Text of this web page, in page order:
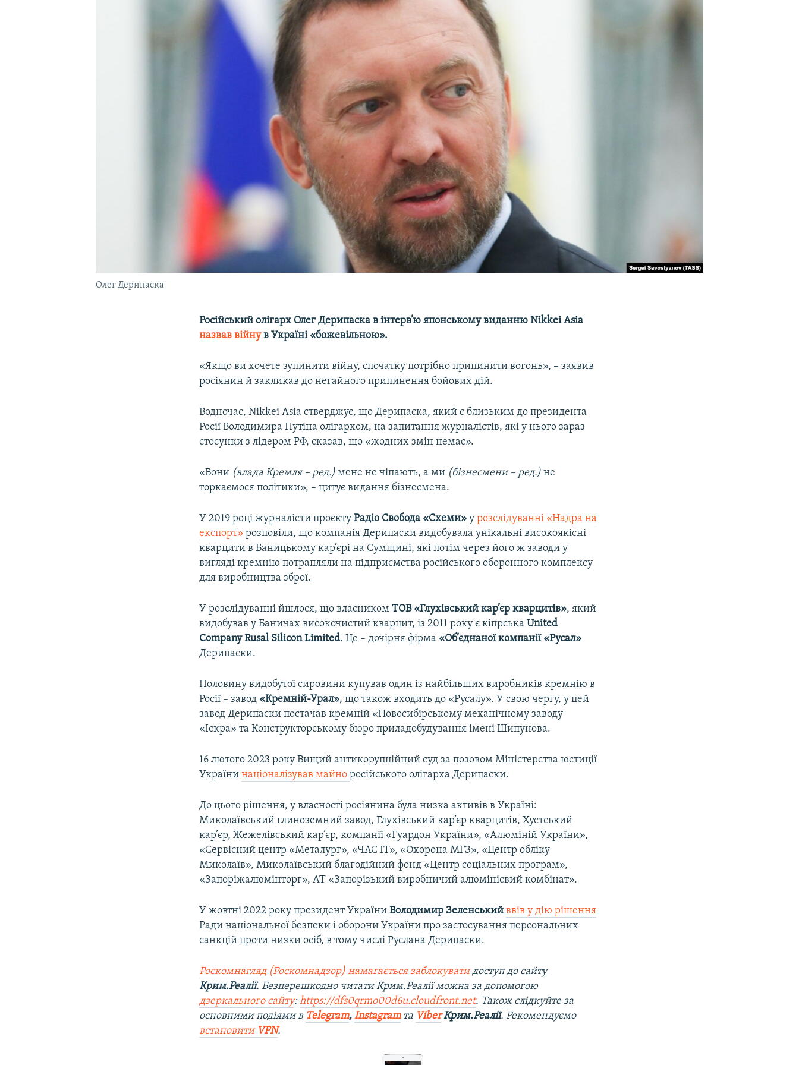
Олег Дерипаска
Російський олігарх Олег Дерипаска в інтерв’ю японському виданню Nikkei Asia
назвав війнув Україні «божевільною».
«Якщо ви хочете зупинити війну, спочатку потрібно припинити вогонь», – заявив
росіянин й закликав до негайного припинення бойових дій.
Водночас, Nikkei Asia стверджує, що Дерипаска, який є близьким до президента
Росії Володимира Путіна олігархом, на запитання журналістів, які у нього зараз
стосунки з лідером РФ, сказав, що «жодних змін немає».
«Вони (влада Кремля – ред.) мене не чіпають, а ми (бізнесмени – ред.) не
торкаємося політики», – цитує видання бізнесмена.
У 2019 році журналісти проєктуРадіо Свобода «Схеми» урозслідуванні «Надра на
експорт» розповіли, що компанія Дерипаски видобувала унікальні високоякісні
кварцити в Баницькому кар’єрі на Сумщині, які потім через його ж заводи у
вигляді кремнію потрапляли на підприємства російського оборонного комплексу
для виробництва зброї.
У розслідуванні йшлося, що власникомТОВ «Глухівський кар’єр кварцитів», який
видобував у Баничах високочистий кварцит, із 2011 року є кіпрськаUnited
Company Rusal Silicon Limited. Це – дочірня фірма «Об’єднаної компанії «Русал»
Дерипаски.
Половину видобутої сировини купував один із найбільших виробників кремнію в
Росії – завод «Кремній-Урал», що також входить до «Русалу». У свою чергу, у цей
завод Дерипаски постачав кремній «Новосибірському механічному заводу
«Іскра» та Конструкторському бюро приладобудування імені Шипунова.
16 лютого 2023 року Вищий антикорупційний суд за позовом Міністерства юстиції
Українинаціоналізував майноросійського олігарха Дерипаски.
До цього рішення, у власності росіянина була низка активів в Україні:
Миколаївський глиноземний завод, Глухівський кар’єр кварцитів, Хустський
кар’єр, Жежелівський кар’єр, компанії «Гуардон України», «Алюміній України»,
«Сервісний центр «Металург», «ЧАС ІТ», «Охорона МГЗ», «Центр обліку
Миколаїв», Миколаївський благодійний фонд «Центр соціальних програм»,
«Запоріжалюмінторг», АТ «Запорізький виробничий алюмінієвий комбінат».
У жовтні 2022 року президент України Володимир Зеленськийввів у дію рішення
Ради національної безпеки і оборони України про застосування персональних
санкцій проти низки осіб, в тому числі Руслана Дерипаски.
Роскомнагляд (Роскомнадзор) намагається заблокуватидоступ до сайту
Крим.Реалії. Безперешкодно читати Крим.Реалії можна за допомогою
дзеркального сайту:https://dfs0qrmo00d6u.cloudfront.net. Також слідкуйте за
основними подіями в Telegram,Instagramта ViberКрим.Реалії. Рекомендуємо
встановити VPN.